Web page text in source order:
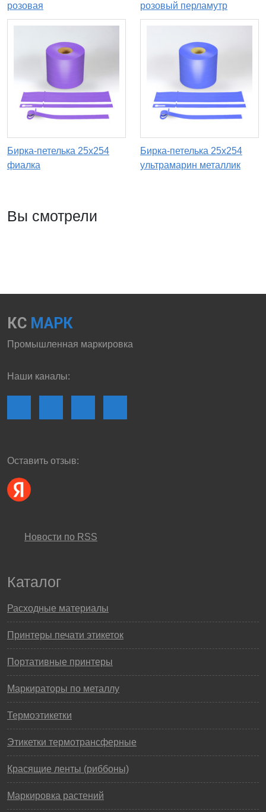
розовая
розовый перламутр
Бирка-петелька 25х254
фиалка
Бирка-петелька 25х254
ультрамарин металлик
Вы смотрели
КС МАРК
Промышленная маркировка
Наши каналы:
Оставить отзыв:
Новости по RSS
Каталог
Расходные материалы
Принтеры печати этикеток
Портативные принтеры
Маркираторы по металлу
Термоэтикетки
Этикетки термотрансферные
Красящие ленты (риббоны)
Маркировка растений